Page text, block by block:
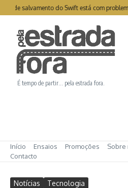
Ir para o conteúdo
de salvamento do Swift está com
É tempo de partir… pela estrada fora.
Início Ensaios Promoções
Sobre
Contacto
Notícias Tecnologia